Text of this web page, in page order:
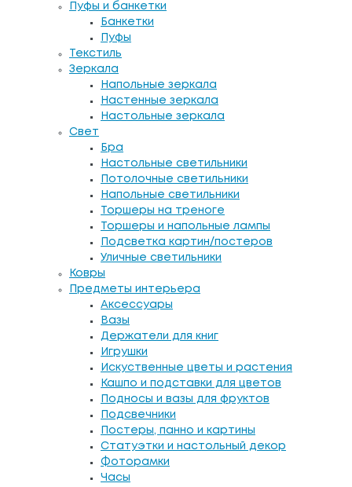
Пуфы и банкетки
Банкетки
Пуфы
Текстиль
Зеркала
Напольные зеркала
Настенные зеркала
Настольные зеркала
Свет
Бра
Настольные светильники
Потолочные светильники
Напольные светильники
Торшеры на треноге
Торшеры и напольные лампы
Подсветка картин/постеров
Уличные светильники
Ковры
Предметы интерьера
Аксессуары
Вазы
Держатели для книг
Игрушки
Искуственные цветы и растения
Кашпо и подставки для цветов
Подносы и вазы для фруктов
Подсвечники
Постеры, панно и картины
Статуэтки и настольный декор
Фоторамки
Часы